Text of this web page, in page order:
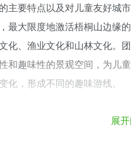
主要特点以及对儿童友好城
最大限度地激活梧桐山边缘
化、渔业文化和山林文化。
和趣味性的景观空间，为儿
化，形成不同的趣味游线。
线”系统， 将带领儿童游览各
展